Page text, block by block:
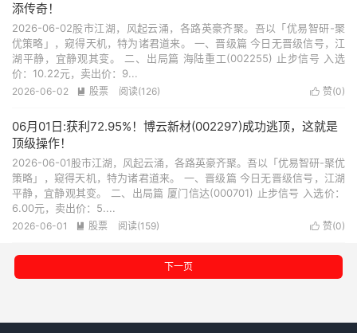
添传奇！
2026-06-02股市江湖，风起云涌，各路英豪齐聚。吾以「优易智研-聚
优策略」，窥得天机，特为诸君道来。 一、晋级篇 今日无晋级信号，江
湖平静，宜静观其变。 二、出局篇 海陆重工(002255) 止步信号 入选
价：10.22元，卖出价：9...
 赞(0)
2026-06-02  股票 阅读(126)
06月01日:获利72.95%！博云新材(002297)成功逃顶，这就是
顶级操作！
2026-06-01股市江湖，风起云涌，各路英豪齐聚。吾以「优易智研-聚优
策略」，窥得天机，特为诸君道来。 一、晋级篇 今日无晋级信号，江湖
平静，宜静观其变。 二、出局篇 厦门信达(000701) 止步信号 入选价：
6.00元，卖出价：5....
 赞(0)
2026-06-01  股票 阅读(159)
下一页